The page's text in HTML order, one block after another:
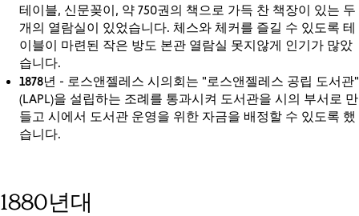
테이블, 신문꽂이, 약 750권의 책으로 가득 찬 책장이 있는 두
개의 열람실이 있었습니다. 체스와 체커를 즐길 수 있도록 테
이블이 마련된 작은 방도 본관 열람실 못지않게 인기가 많았
습니다.
1878년 - 로스앤젤레스 시의회는 "로스앤젤레스 공립 도서관"
(LAPL)을 설립하는 조례를 통과시켜 도서관을 시의 부서로 만
들고 시에서 도서관 운영을 위한 자금을 배정할 수 있도록 했
습니다.
1880년대